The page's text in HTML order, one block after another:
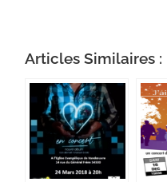
Articles Similaires :